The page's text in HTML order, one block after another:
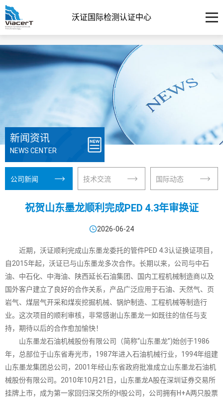
沃证国际检测认证中心
新闻资讯
NEWS CENTER
公司新闻 技术交流 国际动态
祝贺山东墨龙顺利完成PED 4.3年审换证
2026-06-24
近期，沃证顺利完成山东墨龙委托的管件PED 4.3认证换证项目，
自2015年起，沃证已与山东墨龙多次合作。长期以来，公司与中石
油、中石化、中海油、陕西延长石油集团、国内工程机械制造商以及
国外客户建立了良好的合作关系，产品广泛应用于石油、天然气、页
岩气、煤层气开采和煤炭挖掘机械、锅炉制造、工程机械等制造行
业。这次项目的顺利审核，非常感谢山东墨龙一如既往的信任与支
持，期待以后的合作愈加愉快！
山东墨龙石油机械股份有限公司（简称“山东墨龙”)始创于1986
年，总部位于山东省寿光市，1987年进入石油机械行业，1994年组建
山东墨龙集团总公司，2001年经山东省政府批准成立山东墨龙石油机
械股份有限公司。2010年10月21日，山东墨龙A股在深圳证券交易所
挂牌上市，成为第一家回归深交所的H股公司，公司拥有H+A两只股票